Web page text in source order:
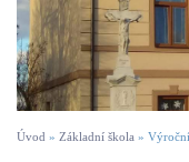
Úvod » Základní škola »